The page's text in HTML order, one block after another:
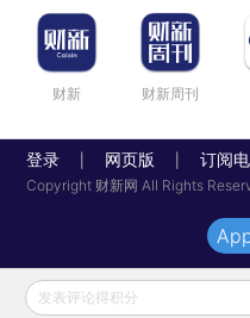
财新 财新周刊
登录 网页版 订阅
Copyright 财新网 All Rights
发表评论得积分